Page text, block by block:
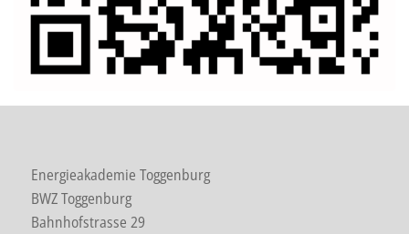
Energieakademie Toggenburg
BWZ Toggenburg
Bahnhofstrasse 29